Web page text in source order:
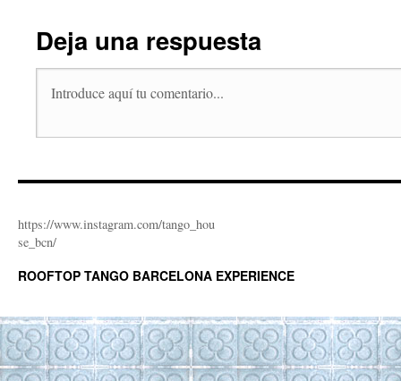
Deja una respuesta
https://www.instagram.com/tango_hou
se_bcn/
ROOFTOP TANGO BARCELONA EXPERIENCE